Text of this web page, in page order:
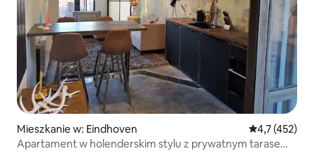
Mieszkanie w: Eindhoven Średnia
4,7 (452)
Apartament w holenderskim stylu z prywatnym tarasem